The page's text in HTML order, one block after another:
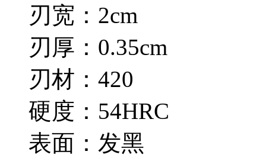
刃宽：2cm
刃厚：0.35cm
刃材：420
硬度：54HRC
表面：发黑